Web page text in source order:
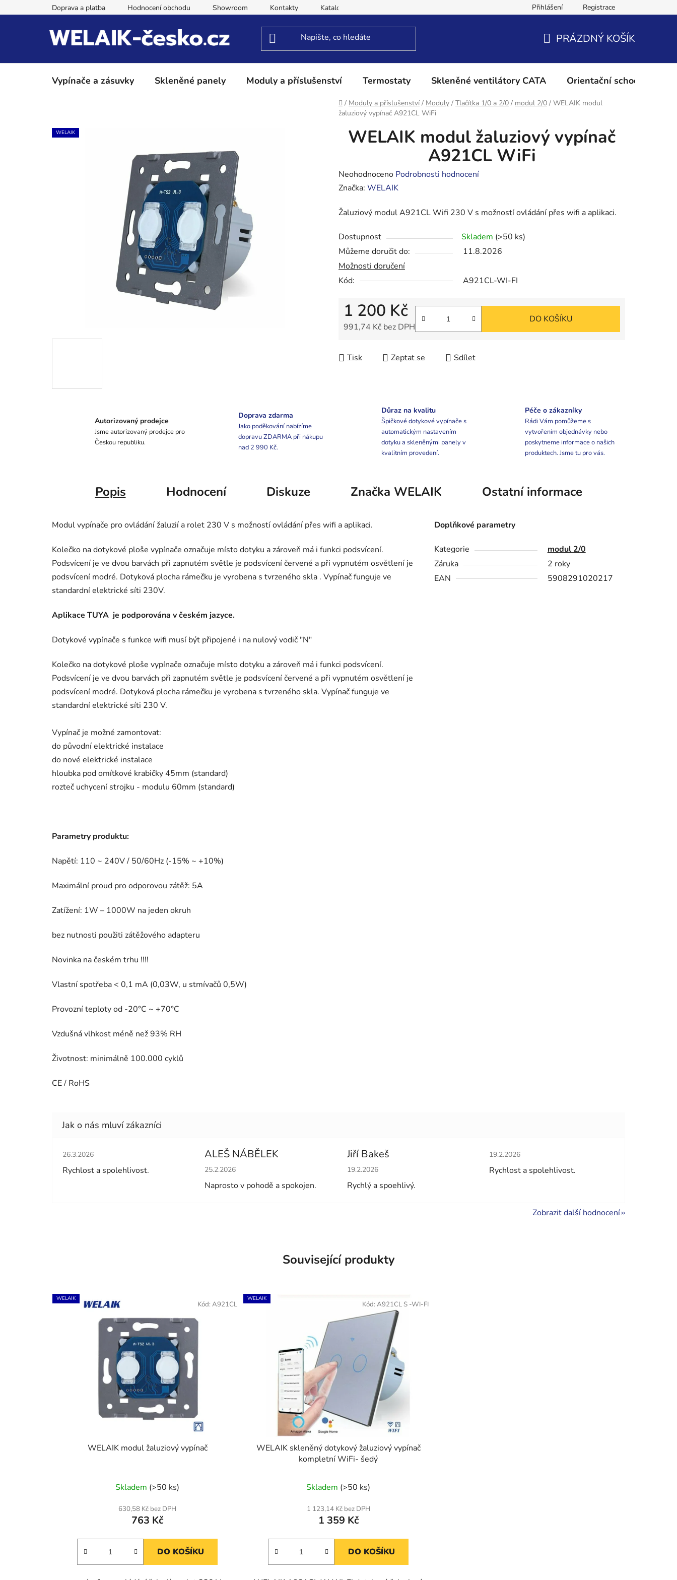
na
Doprava a platba Hodnocení obchodu Showroom Kontakty Katalog Podmínky ochrany osobních údajů Reklamační řád
Přihlášení Registrace
KOŠÍK
PRÁZDNÝ KOŠÍK
Vypínače a zásuvky Skleněné panely Moduly a příslušenství Termostaty Skleněné ventilátory CATA Orientační schodišťové
Domů
/ Moduly a příslušenství / Moduly / Tlačítka 1/0 a 2/0 / modul 2/0 / WELAIK modul
žaluziový vypínač A921CL WiFi
WELAIK modul žaluziový vypínač
A921CL WiFi
Průměrné
hodnocení
je
z
5
hvězdiček.
Neohodnoceno Podrobnosti hodnocení
Značka: WELAIK
Žaluziový modul A921CL Wifi 230 V s možností ovládání přes wifi a aplikaci.
Dostupnost Skladem (>50 ks)
Můžeme doručit do:
11.8.2026
Možnosti doručení
Kód:
A921CL-WI-FI
1 200 Kč
991,74 Kč bez DPH
DO KOŠÍKU
Tisk Zeptat se Sdílet
WELAIK
Autorizovaný prodejce
Jsme autorizovaný prodejce pro
Českou republiku.
Doprava zdarma
Jako poděkování nabízíme
dopravu ZDARMA při nákupu
nad 2 990 Kč.
Důraz na kvalitu
Špičkové dotykové vypínače s
automatickým nastavením
dotyku a skleněnými panely v
kvalitním provedení.
Péče o zákazníky
Rádi Vám pomůžeme s
vytvořením objednávky nebo
poskytneme informace o našich
produktech. Jsme tu pro vás.
Popis Hodnocení Diskuze Značka WELAIK Ostatní informace
Modul vypínače pro ovládání žaluzií a rolet 230 V s možností ovládání přes wifi a aplikaci.
Kolečko na dotykové ploše vypínače označuje místo dotyku a zároveň má i funkci podsvícení.
Podsvícení je ve dvou barvách při zapnutém světle je podsvícení červené a při vypnutém osvětlení je
podsvícení modré. Dotyková plocha rámečku je vyrobena s tvrzeného skla . Vypínač funguje ve
standardní elektrické síti 230V.
Aplikace TUYA je podporována v českém jazyce.
Dotykové vypínače s funkce wifi musí být připojené i na nulový vodič "N"
Kolečko na dotykové ploše vypínače označuje místo dotyku a zároveň má i funkci podsvícení.
Podsvícení je ve dvou barvách při zapnutém světle je podsvícení červené a při vypnutém osvětlení je
podsvícení modré. Dotyková plocha rámečku je vyrobena s tvrzeného skla. Vypínač funguje ve
standardní elektrické síti 230 V.
Vypínač je možné zamontovat:
do původní elektrické instalace
do nové elektrické instalace
hloubka pod omítkové krabičky 45mm (standard)
rozteč uchycení strojku - modulu 60mm (standard)
Parametry produktu:
Napětí: 110 ~ 240V / 50/60Hz (-15% ~ +10%)
Maximální proud pro odporovou zátěž: 5A
Zatížení: 1W – 1000W na jeden okruh
bez nutnosti použiti zátěžového adapteru
Novinka na českém trhu !!!!
Vlastní spotřeba < 0,1 mA (0,03W, u stmívačů 0,5W)
Provozní teploty od -20°C ~ +70°C
Vzdušná vlhkost méně než 93% RH
Životnost: minimálně 100.000 cyklů
CE / RoHS
Doplňkové parametry
Kategorie
modul 2/0
Záruka
2 roky
EAN
5908291020217
Hodnocení obchodu je 5 z 5 hvězdiček.
26.3.2026
Rychlost a spolehlivost.
ALEŠ NÁBĚLEK
Hodnocení obchodu je 5 z 5 hvězdiček.
25.2.2026
Naprosto v pohodě a spokojen.
Jiří Bakeš
Hodnocení obchodu je 5 z 5 hvězdiček.
19.2.2026
Rychlý a spoehlivý.
Hodnocení obchodu je 5 z 5 hvězdiček.
19.2.2026
Rychlost a spolehlivost.
Zobrazit další hodnocení
Související produkty
WELAIK
WELAIK modul žaluziový vypínač
Skladem (>50 ks)
630,58 Kč bez DPH
763 Kč
DO KOŠÍKU
Kód:A921CL
WELAIK
WELAIK skleněný dotykový žaluziový vypínač
kompletní WiFi- šedý
Skladem (>50 ks)
1 123,14 Kč bez DPH
1 359 Kč
DO KOŠÍKU
Kód: A921CL S -WI-FI